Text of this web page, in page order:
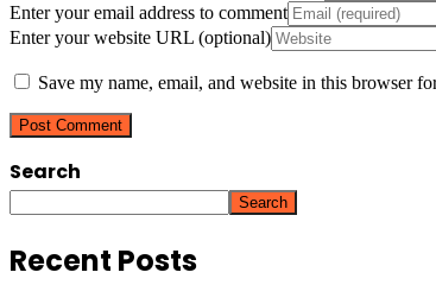
Enter your email address to comment
Enter your website URL (optional)
Save my name, email, and website in this browser
Search
Search
Recent Posts